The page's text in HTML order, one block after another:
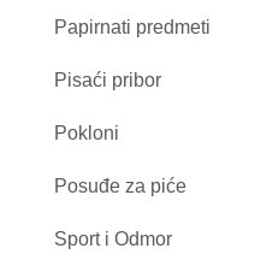
Papirnati predmeti
Pisaći pribor
Pokloni
Posuđe za piće
Sport i Odmor